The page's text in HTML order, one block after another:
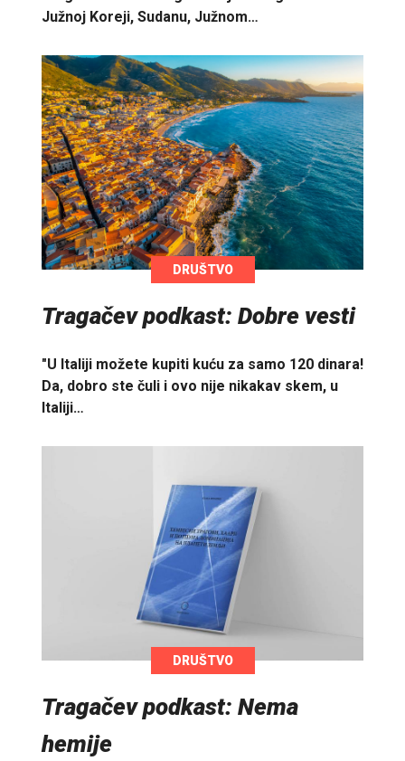
Južnoj Koreji, Sudanu, Južnom…
DRUŠTVO
Tragačev podkast: Dobre vesti
"U Italiji možete kupiti kuću za samo 120 dinara!
Da, dobro ste čuli i ovo nije nikakav skem, u
Italiji…
DRUŠTVO
Tragačev podkast: Nema
hemije